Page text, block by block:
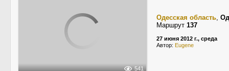
541
Одесская область,
Маршрут 137
27 июня 2012 г., среда
Автор: Eugene